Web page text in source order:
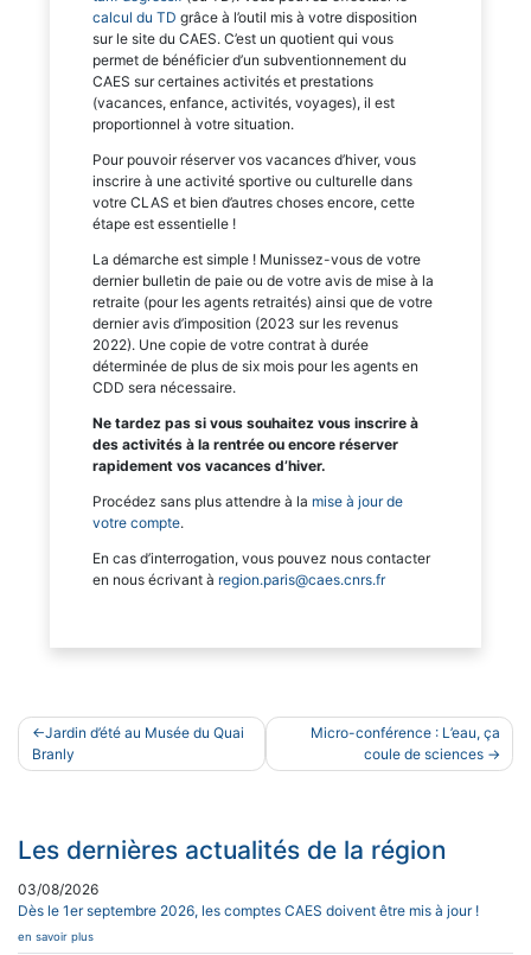
calcul du TD grâce à l’outil mis à votre disposition
sur le site du CAES. C’est un quotient qui vous
permet de bénéficier d’un subventionnement du
CAES sur certaines activités et prestations
(vacances, enfance, activités, voyages), il est
proportionnel à votre situation.
Pour pouvoir réserver vos vacances d’hiver, vous
inscrire à une activité sportive ou culturelle dans
votre CLAS et bien d’autres choses encore, cette
étape est essentielle !
La démarche est simple ! Munissez-vous de votre
dernier bulletin de paie ou de votre avis de mise à la
retraite (pour les agents retraités) ainsi que de votre
dernier avis d’imposition (2023 sur les revenus
2022). Une copie de votre contrat à durée
déterminée de plus de six mois pour les agents en
CDD sera nécessaire.
Ne tardez pas si vous souhaitez vous inscrire à
des activités à la rentrée ou encore réserver
rapidement vos vacances d’hiver.
Procédez sans plus attendre à la mise à jour de
votre compte.
En cas d’interrogation, vous pouvez nous contacter
en nous écrivant à region.paris@caes.cnrs.fr
Navigation
de
Jardin d’été au Musée du Quai
Branly
Micro-conférence : L’eau, ça
coule de sciences
Les dernières actualités de la région
03/08/2026
Dès le 1er septembre 2026, les comptes CAES doivent être mis à jour !
en savoir plus